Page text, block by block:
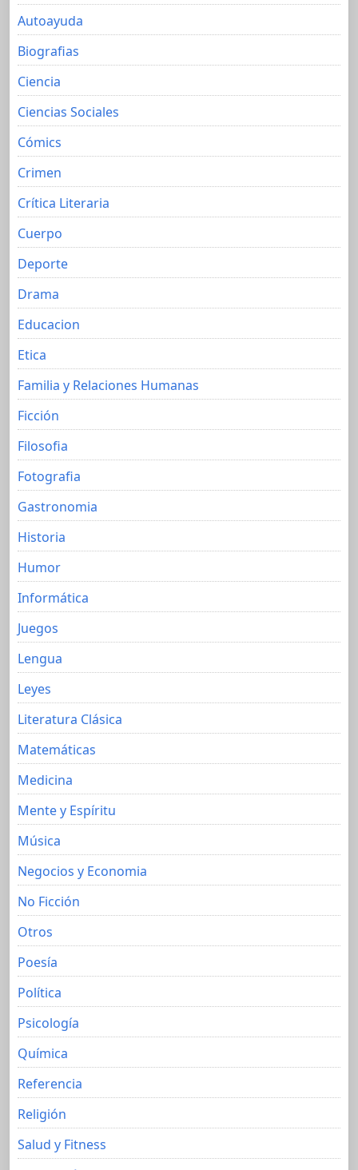
Autoayuda
Biografias
Ciencia
Ciencias Sociales
Cómics
Crimen
Crítica Literaria
Cuerpo
Deporte
Drama
Educacion
Etica
Familia y Relaciones Humanas
Ficción
Filosofia
Fotografia
Gastronomia
Historia
Humor
Informática
Juegos
Lengua
Leyes
Literatura Clásica
Matemáticas
Medicina
Mente y Espíritu
Música
Negocios y Economia
No Ficción
Otros
Poesía
Política
Psicología
Química
Referencia
Religión
Salud y Fitness